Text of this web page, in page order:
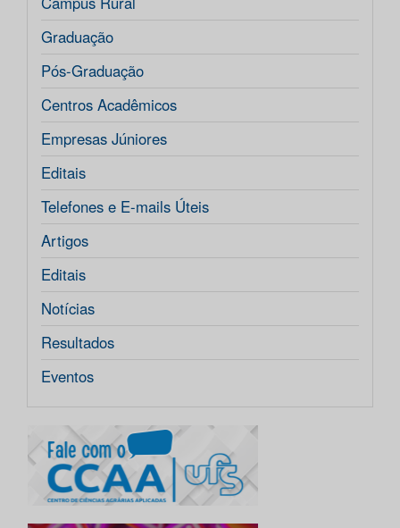
Graduação
Pós-Graduação
Centros Acadêmicos
Empresas Júniores
Editais
Telefones e E-mails Úteis
Artigos
Editais
Notícias
Resultados
Eventos